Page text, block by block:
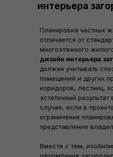
Планировка частных
отличается от
многоэтажного
дизайн интерьера
должен учитывать
помещений и других
коридоров, лестниц,
эстетичный
случае, если в
ограничения
представление
Вместе с тем,
интерьера